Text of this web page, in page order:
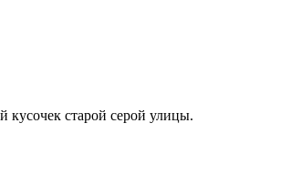
кусочек старой серой улицы.